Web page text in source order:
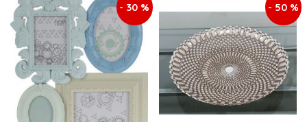
- 30 % - 50 %